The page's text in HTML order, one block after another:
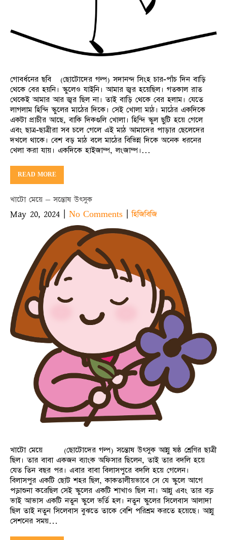
গোবর্ধনের ছবি (ছোটোদের গল্প) সদানন্দ সিংহ চার-পাঁচ দিন বাড়ি
থেকে বের হয়নি। স্কুলেও যাইনি। আমার জ্বর হয়েছিল। গতকাল রাত
থেকেই আমার আর জ্বর ছিল না। তাই বাড়ি থেকে বের হলাম। যেতে
লাগলাম হিন্দি স্কুলের মাঠের দিকে। সেই খোলা মাঠ। মাঠের একদিকে
একটা প্রাচীর আছে, বাকি দিকগুলি খোলা। হিন্দি স্কুল ছুটি হয়ে গেলে
এবং ছাত্র-ছাত্রীরা সব চলে গেলে এই মাঠ আমাদের পাড়ার ছেলেদের
দখলে থাকে। বেশ বড় মাঠ বলে মাঠের বিভিন্ন দিকে অনেক ধরনের
খেলা করা যায়। একদিকে হাইজাম্প, লংজাম্প।…
READ MORE
খাটো মেয়ে – সন্তোষ উৎসুক
May 20, 2024 No Comments |হিজিবিজি
খাটো মেয়ে (ছোটোদের গল্প) সন্তোষ উৎসুক আন্নু ষষ্ঠ শ্রেণির ছাত্রী
ছিল। তার বাবা একজন ব্যাংক অফিসার ছিলেন, তাই তার বদলি হয়ে
যেত তিন বছর পর। এবার বাবা বিলাসপুরে বদলি হয়ে গেলেন।
বিলাসপুর একটি ছোট শহর ছিল, কাকতালীয়ভাবে সে যে স্কুলে আগে
পড়াশুনা করেছিল সেই স্কুলের একটি শাখাও ছিল না। আন্নু এবং তার বড়
ভাই আভাস একটি নতুন স্কুলে ভর্তি হল। নতুন স্কুলের সিলেবাস আলাদা
ছিল তাই নতুন সিলেবাস বুঝতে তাকে বেশি পরিশ্রম করতে হয়েছে। আন্নু
সেশনের সময়…